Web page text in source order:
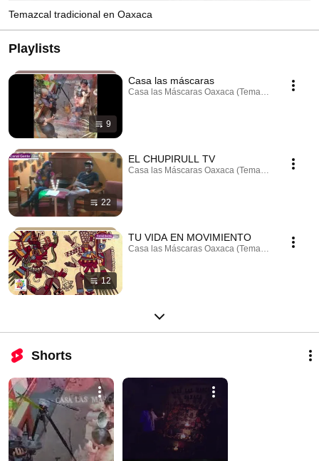
Temazcal tradicional en Oaxaca
Playlists
9
Casa las máscaras
Casa las Máscaras Oaxaca (Temazcal Oaxaca) ·
22
EL CHUPIRULL TV
Casa las Máscaras Oaxaca (Temazcal Oaxaca) ·
12
TU VIDA EN MOVIMIENTO
Casa las Máscaras Oaxaca (Temazcal Oaxaca) ·
Shorts